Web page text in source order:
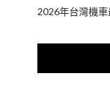
2026年台灣機